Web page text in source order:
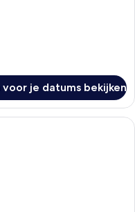
voor je datums bekijken
hotelkamer met een groot bed,